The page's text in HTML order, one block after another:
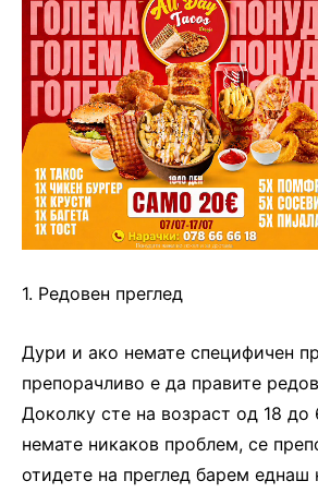
1. Редовен преглед
Дури и ако немате специфичен
препорачливо е да правите
Доколку сте на возраст од 18 до
немате никаков проблем, се
отидете на преглед барем еднаш